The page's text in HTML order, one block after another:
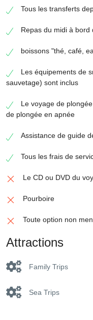
Tous les transferts
Repas du midi à bord
boissons "thé, café,
Les équipements de
sauvetage) sont inclus
Le voyage de
de plongée en apnée
Assistance de guide
Tous les frais de
Le CD ou DVD du
Pourboire
Toute option non
Attractions
Family Trips
Sea Trips